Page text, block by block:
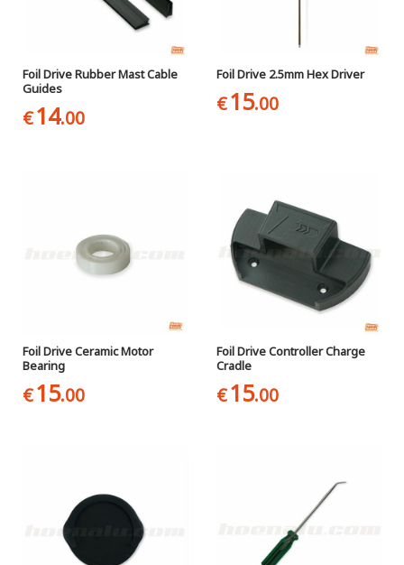
Foil Drive Rubber Mast Cable
Guides
€14.00
Foil Drive 2.5mm Hex Driver
€15.00
Foil Drive Ceramic Motor
Bearing
€15.00
Foil Drive Controller Charge
Cradle
€15.00